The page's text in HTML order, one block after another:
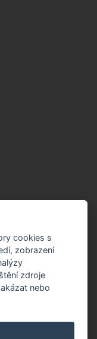
cookies s
zobrazení
zdroje
nebo